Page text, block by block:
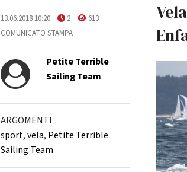
13.06.2018 10:20 2
613
COMUNICATO STAMPA
Petite Terrible
Sailing Team
ARGOMENTI
sport,vela, Petite Terrible
Sailing Team